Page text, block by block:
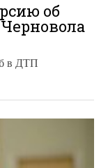
об
в ДТП